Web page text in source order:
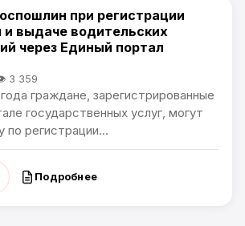
при регистрации
и выдаче водительских
через Единый портал
3 359
граждане, зарегистрированные
государственных услуг, могут
по регистрации...
Подробнее